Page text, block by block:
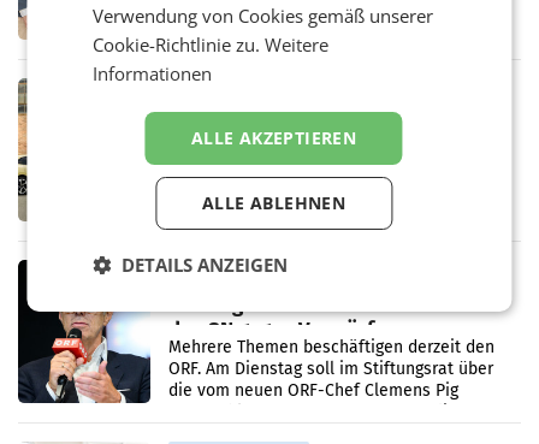
Vorarlberger Kaufmann Jürgen Albrecht ist
kartellrechtlich freigegeben: Die
Bundeswettbewerbsbehörde und der
Rekordergebnis im Juli: Leapmotor
verdoppelt Auslieferungen und
überschreitet die 100.000er-Marke
– Im Juli 2026 erreichte Leapmotor einen
wichtigen Meilenstein und lieferte weltweit
101.267 Fahrzeuge aus, womit sich das
verdoppelte (+102
MARKETING & MEDIA
den SN gegen Vorwürfe
Mehrere Themen beschäftigen derzeit den
ORF. Am Dienstag soll im Stiftungsrat über
die vom neuen ORF-Chef Clemens Pig
Verwendung von Cookies gemäß unserer
Cookie-Richtlinie zu.Weitere
Informationen
ALLE AKZEPTIEREN
ALLE ABLEHNEN
DETAILS ANZEIGEN